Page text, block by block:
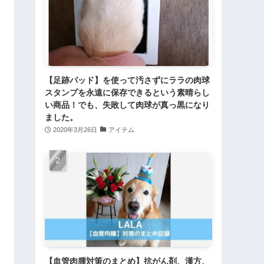
【足跡パッド】を使って汚さずにララの肉球
スタンプを永遠に保存できるという素晴らし
い商品！でも、失敗して肉球が真っ黒になり
ました。
2020年3月26日 アイテム
【血管肉腫対策のまとめ】抗がん剤、漢方、